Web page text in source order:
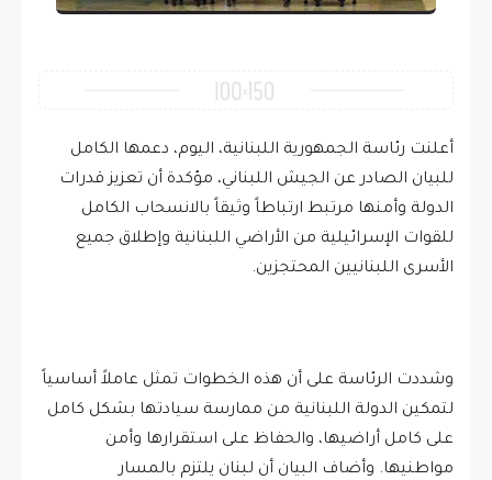
أعلنت رئاسة الجمهورية اللبنانية، اليوم، دعمها الكامل
للبيان الصادر عن الجيش اللبناني، مؤكدة أن تعزيز قدرات
الدولة وأمنها مرتبط ارتباطاً وثيقاً بالانسحاب الكامل
للقوات الإسرائيلية من الأراضي اللبنانية وإطلاق جميع
الأسرى اللبنانيين المحتجزين.
وشددت الرئاسة على أن هذه الخطوات تمثل عاملاً أساسياً
لتمكين الدولة اللبنانية من ممارسة سيادتها بشكل كامل
على كامل أراضيها، والحفاظ على استقرارها وأمن
مواطنيها. وأضاف البيان أن لبنان يلتزم بالمسار